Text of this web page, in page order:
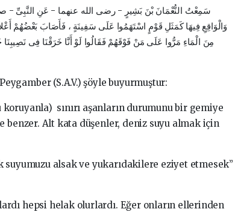
سَمِعْتُ النُّعْمَانَ بْنَ بَشِيرٍ - رضى الله عنهما - عَنِ النَّبِىِّ -
وَالْوَاقِعِ فِيهَا كَمَثَلِ قَوْمٍ اسْتَهَمُوا عَلَى سَفِينَةٍ ، فَأَصَابَ بَعْضُهُمْ
مِنَ الْمَاءِ مَرُّوا عَلَى مَنْ فَوْقَهُمْ فَقَالُوا لَوْ أَنَّا خَرَقْنَا فِى نَصِيبِنَا
(S.A.V.) şöyle buyurmuştur:
koruyanla) sınırı aşanların durumunu bir gemiye
Alt kata düşenler, deniz suyu almak için
alsak ve yukarıdakilere eziyet etmesek”
hepsi helak olurlardı. Eğer onların ellerinden